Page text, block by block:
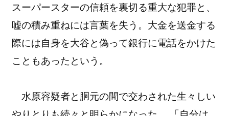
スーパースターの信頼を裏切る重大な犯罪と、
嘘の積み重ねには言葉を失う。大金を送金する
際には自身を大谷と偽って銀行に電話をかけた
こともあったという。
水原容疑者と胴元の間で交わされた生々しい